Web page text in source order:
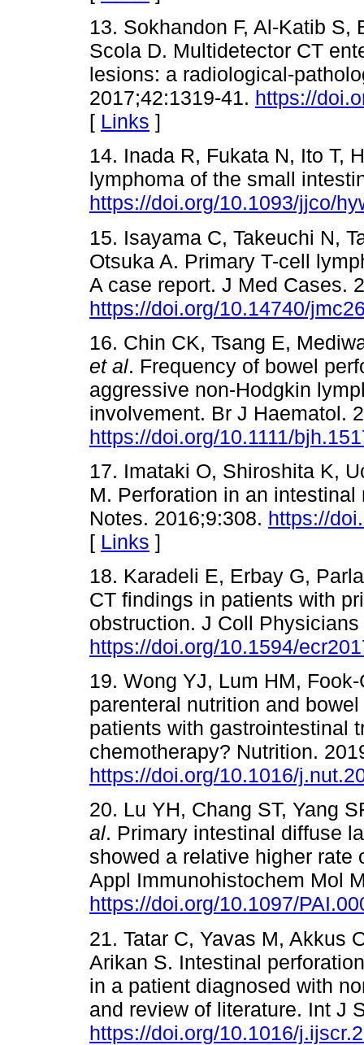
13. Sokhandon F, Al-Katib S,
Scola D. Multidetector CT
lesions: a radiological-
2017;42:1319-41. https://
[ Links ]
14. Inada R, Fukata N, Ito T,
lymphoma of the small
https://doi.org/10.1093/jjco/
15. Isayama C, Takeuchi N,
Otsuka A. Primary T-cell
A case report. J Med Cases.
https://doi.org/10.14740/
16. Chin CK, Tsang E,
et al. Frequency of bowel
aggressive non-Hodgkin
involvement. Br J Haematol.
https://doi.org/10.1111/
17. Imataki O, Shiroshita K,
M. Perforation in an
Notes. 2016;9:308. https://
[ Links ]
18. Karadeli E, Erbay G,
CT findings in patients with
obstruction. J Coll
https://doi.org/10.1594/
19. Wong YJ, Lum HM,
parenteral nutrition and
patients with gastrointestinal
chemotherapy? Nutrition.
https://doi.org/10.1016/
20. Lu YH, Chang ST, Yang
al. Primary intestinal diffuse
showed a relative higher rate
Appl Immunohistochem Mol
https://doi.org/10.1097/
21. Tatar C, Yavas M, Akkus
Arikan S. Intestinal
in a patient diagnosed with
and review of literature. Int J
https://doi.org/10.1016/